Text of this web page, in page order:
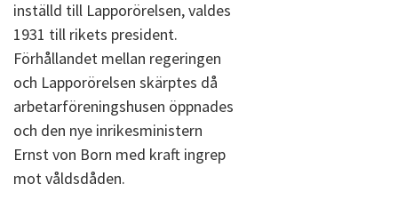
inställd till Lapporörelsen, valdes
1931 till rikets president.
Förhållandet mellan regeringen
och Lapporörelsen skärptes då
arbetarföreningshusen öppnades
och den nye inrikesministern
Ernst von Born med kraft ingrep
mot våldsdåden.